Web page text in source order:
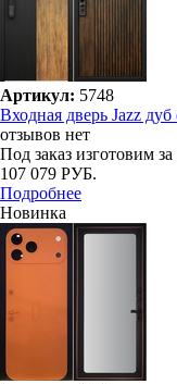
Артикул: 5748
Входная дверь Jazz дуб
отзывов нет
Под заказ изготовим
107 079 РУБ.
Подробнее
Новинка